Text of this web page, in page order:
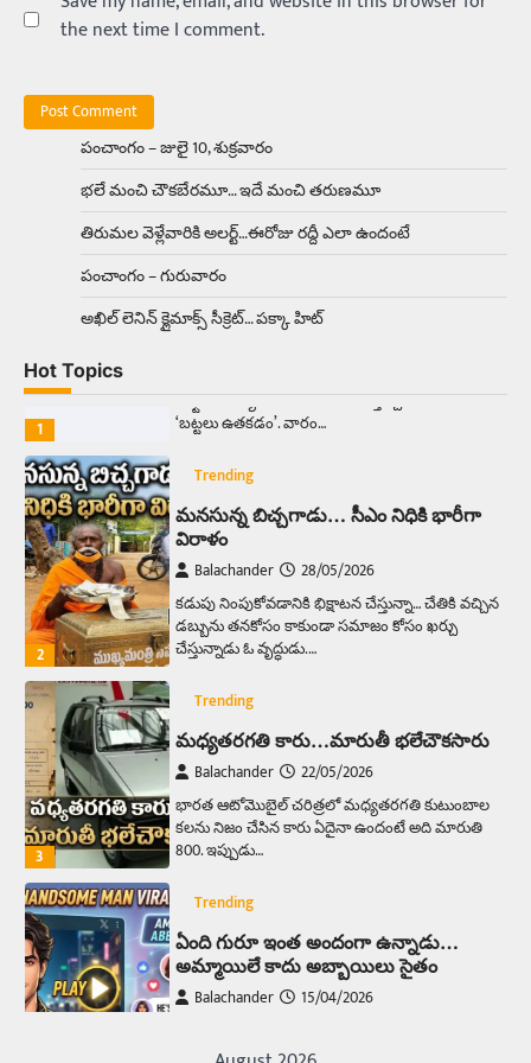
the next time I comment.
పంచాంగం – జులై 10, శుక్రవారం
భలే మంచి చౌకబేరమూ… ఇదే మంచి తరుణమూ
తిరుమల వెళ్లేవారికి అలర్ట్‌…ఈరోజు రద్దీ ఎలా ఉందంటే
పంచాంగం – గురువారం
అఖిల్‌ లెనిన్ క్లైమాక్స్‌ సీక్రెట్‌… పక్కా హిట్‌
Hot Topics
Balachander
ఉత్తర ప్రదేశ్‌లోని ఝాన్సీ జిల్లాలో ఒక వింతైన రోడ్డు
ప్రమాదం చోటుచేసుకుంది. ఝాన్సీ–కాన్పూర్ జాతీయ
రహదారిపై వేల సంఖ్యలో బీరు…
1
Trending
అక్కడ ఆదివారం బట్టలు ఉతికితే…జైలుకే
సాఫ్ట్‌వేర్ ఉద్యోగి వరకు అందరికీ గుర్తొచ్చే మొదటి పని
‘బట్టలు ఉతకడం’. వారం…
2
Trending
మనసున్న బిచ్చగాడు… సీఎం నిధికి భారీగా
విరాళం
Balachander 28/05/2026
కడుపు నింపుకోవడానికి భిక్షాటన చేస్తున్నా… చేతికి వచ్చిన
డబ్బును తనకోసం కాకుండా సమాజం కోసం ఖర్చు
చేస్తున్నాడు ఓ వృద్ధుడు.…
3
Trending
మధ్యతరగతి కారు…మారుతీ భలేచౌకసారు
Balachander 22/05/2026
భారత ఆటోమొబైల్ చరిత్రలో మధ్యతరగతి కుటుంబాల
కలను నిజం చేసిన కారు ఏదైనా ఉందంటే అది మారుతి
800. ఇప్పుడు…
Trending
ఏంది గురూ ఇంత అందంగా ఉన్నాడు…
అమ్మాయిలే కాదు అబ్బాయిలు సైతం
Balachander 15/04/2026
బోమ్మ అని పిలుస్తాం. స్పెయిన్‌ అమ్మాయిలు చాలా